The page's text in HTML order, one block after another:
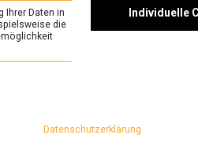
Ihrer Daten in
die
und kann nicht
Individuelle
Datenschutzerklärung